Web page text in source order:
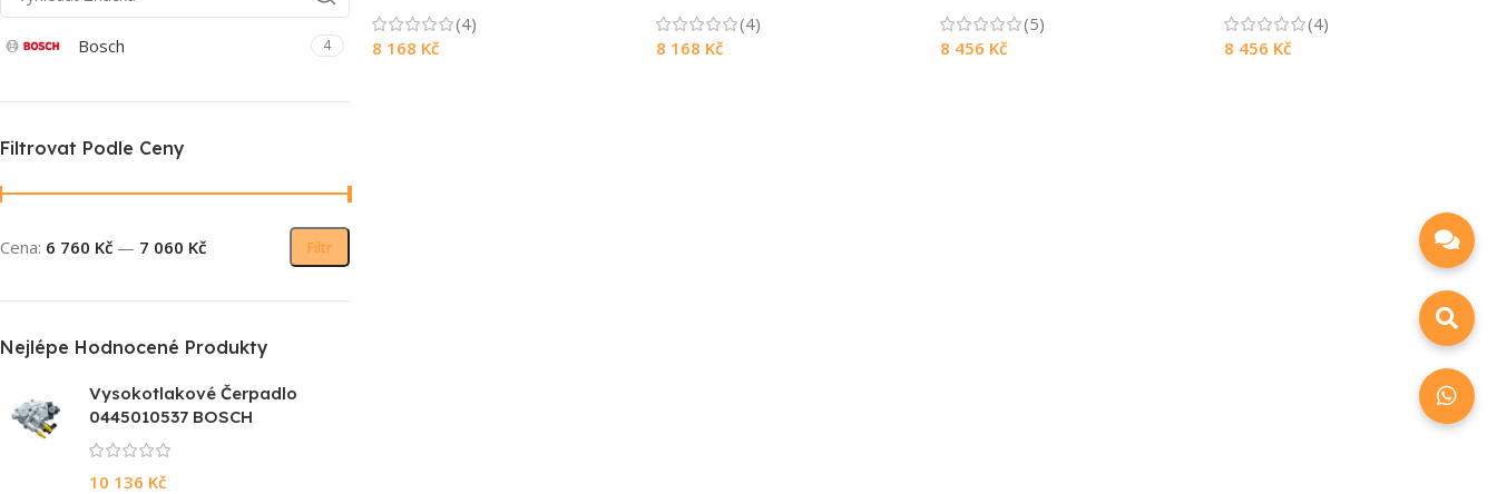
Bosch 4
Filtrovat Podle Ceny
Filtr
Cena: 6 760 Kč — 7 060 Kč
Nejlépe Hodnocené Produkty
Vysokotlakové Čerpadlo
0445010537 BOSCH
10 136 Kč
(4)
8 168 Kč
(4)
8 168 Kč
(5)
8 456 Kč
(4)
8 456 Kč